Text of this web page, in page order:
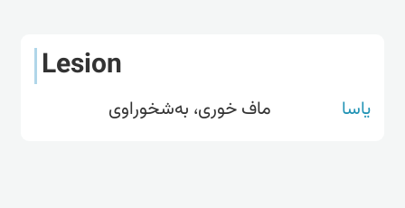
Lesion
یاسا ماف خوری، بەشخوراوی